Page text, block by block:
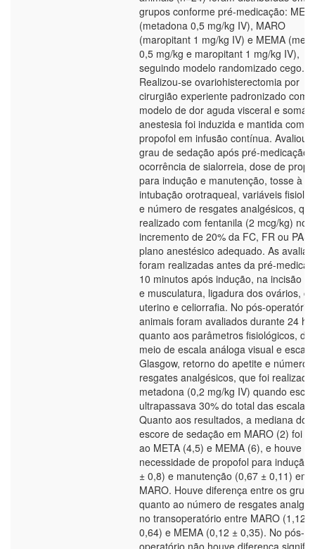
grupos conforme pré-medicação:
(metadona 0,5 mg/kg IV), MARO
(maropitant 1 mg/kg IV) e MEMA
0,5 mg/kg e maropitant 1 mg/kg IV),
seguindo modelo randomizado cego.
Realizou-se ovariohisterectomia por
cirurgião experiente padronizado como
modelo de dor aguda visceral e
anestesia foi induzida e mantida com
propofol em infusão contínua. Avaliou-
grau de sedação após pré-medicação,
ocorrência de sialorreia, dose de
para indução e manutenção, tosse à
intubação orotraqueal, variáveis
e número de resgates analgésicos,
realizado com fentanila (2 mcg/kg) no
incremento de 20% da FC, FR ou
plano anestésico adequado. As
foram realizadas antes da pré-
10 minutos após indução, na incisão
e musculatura, ligadura dos ovários,
uterino e celiorrafia. No pós-operatório
animais foram avaliados durante 24
quanto aos parâmetros fisiológicos,
meio de escala análoga visual e
Glasgow, retorno do apetite e número
resgates analgésicos, que foi
metadona (0,2 mg/kg IV) quando
ultrapassava 30% do total das escalas.
Quanto aos resultados, a mediana do
escore de sedação em MARO (2) foi
ao META (4,5) e MEMA (6), e houve
necessidade de propofol para indução
± 0,8) e manutenção (0,67 ± 0,11) em
MARO. Houve diferença entre os
quanto ao número de resgates
no transoperatório entre MARO (1,12 ±
0,64) e MEMA (0,12 ± 0,35). No pós-
operatório não houve diferença